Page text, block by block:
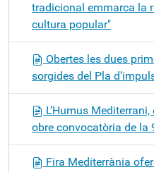
tradicional emmarca la
cultura popular"
Obertes les dues
sorgides del Pla
L’Humus
obre convocatòria de la
Fira Mediterrània